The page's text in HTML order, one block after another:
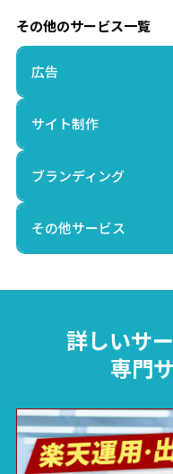
その他のサービス一覧
広告
サイト制作
ブランディング
その他サービス
詳しいサ
専門